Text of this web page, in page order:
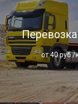
от 40 руб./